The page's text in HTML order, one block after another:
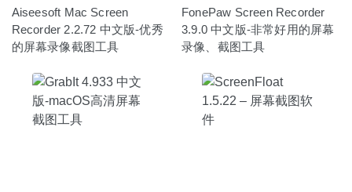
Aiseesoft Mac Screen
Recorder 2.2.72 中文版-优秀
的屏幕录像截图工具
FonePaw Screen Recorder
3.9.0 中文版-非常好用的屏幕
录像、截图工具